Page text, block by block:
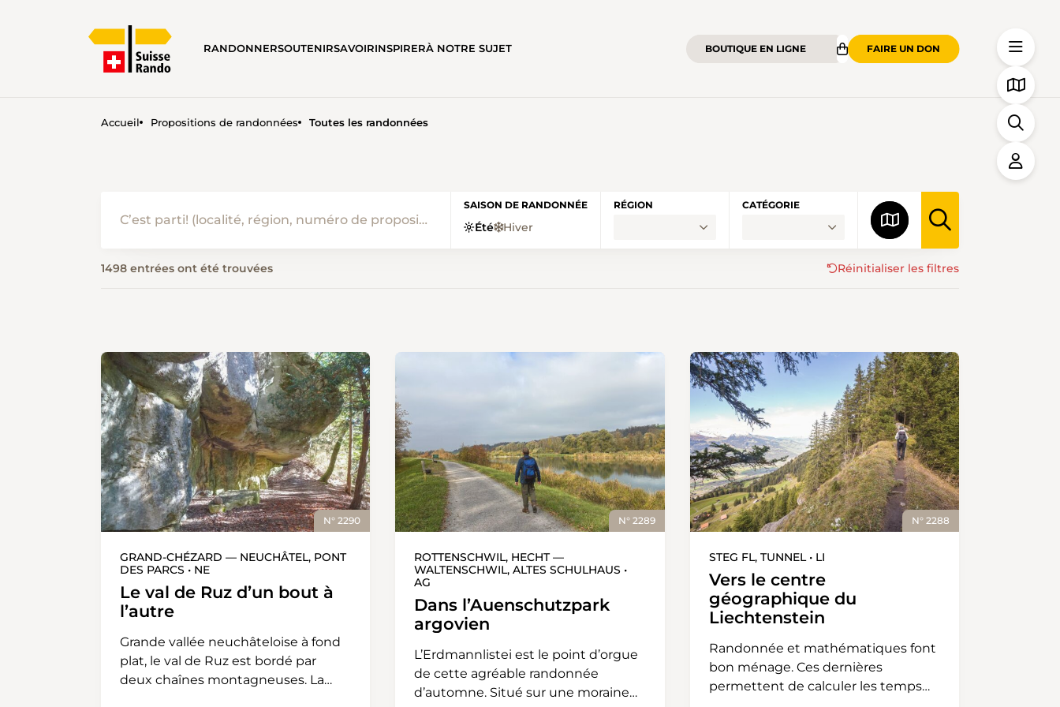
RANDONNERSOUTENIRSAVOIRINSPIRERÀ NOTRE SUJET BOUTIQUE EN LIGNE FAIRE UN DON
Accueil Propositions de randonnées Toutes les randonnées
SAISON DE RANDONNÉE
Été Hiver
RÉGION CATÉGORIE
1498 entrées ont été trouvées Réinitialiser les filtres
N° 2290
GRAND-CHÉZARD — NEUCHÂTEL, PONT
DES PARCS • NE
Le val de Ruz d’un bout à
l’autre
Grande vallée neuchâteloise à fond
plat, le val de Ruz est bordé par
deux chaînes montagneuses. La
N° 2289
ROTTENSCHWIL, HECHT —
WALTENSCHWIL, ALTES SCHULHAUS •
AG
Dans l’Auenschutzpark
argovien
L’Erdmannlistei est le point d’orgue
de cette agréable randonnée
d’automne. Situé sur une moraine
N° 2288
STEG FL, TUNNEL • LI
Vers le centre
géographique du
Liechtenstein
Randonnée et mathématiques font
bon ménage. Ces dernières
permettent de calculer les temps